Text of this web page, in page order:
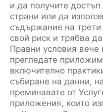
и да получите
страни или да
съдържание на трети
свой риск и трябва
Правни условия вече
прегледате
включително
събиране на данни,
преминавате от
приложения, които